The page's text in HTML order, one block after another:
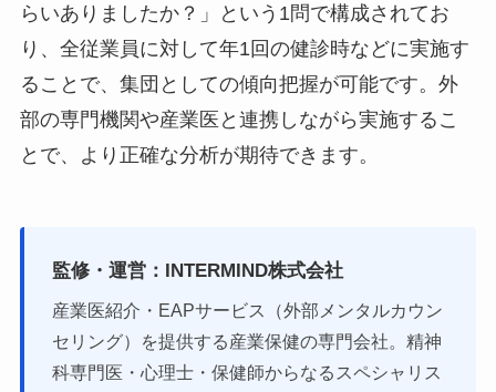
らいありましたか？」という1問で構成されてお
り、全従業員に対して年1回の健診時などに実施す
ることで、集団としての傾向把握が可能です。外
部の専門機関や産業医と連携しながら実施するこ
とで、より正確な分析が期待できます。
監修・運営：INTERMIND株式会社
産業医紹介・EAPサービス（外部メンタルカウン
セリング）を提供する産業保健の専門会社。精神
科専門医・心理士・保健師からなるスペシャリス